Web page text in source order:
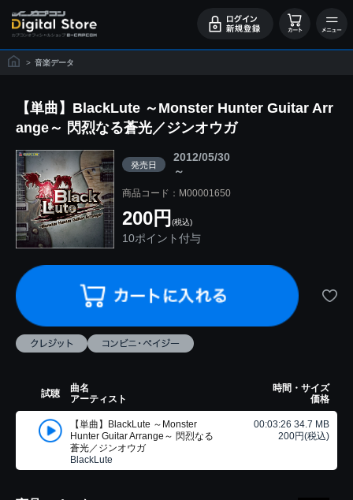
> 音楽データ
【単曲】BlackLute ～Monster Hunter Guitar Arr
ange～ 閃烈なる蒼光／ジンオウガ
発売日
2012/05/30
～
商品コード：M00001650
200円 (税込)
10ポイント付与
試聴
曲名
アーティスト
時間・サイズ
価格
【単曲】BlackLute ～Monster
Hunter Guitar Arrange～ 閃烈なる
蒼光／ジンオウガ
BlackLute
00:03:26 34.7 MB
200円(税込)